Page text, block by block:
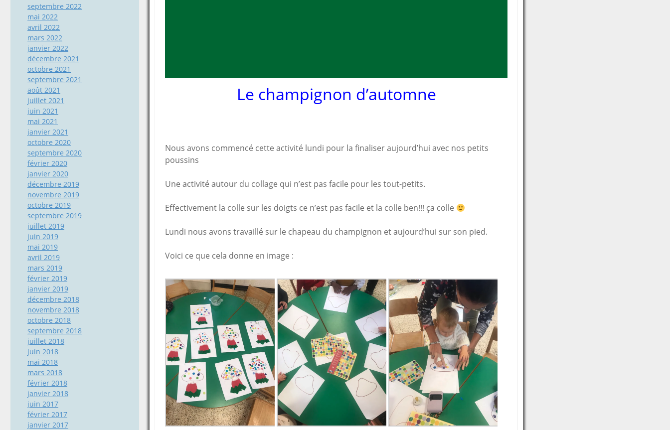
septembre 2022
mai 2022
avril 2022
mars 2022
janvier 2022
décembre 2021
octobre 2021
septembre 2021
août 2021
juillet 2021
juin 2021
mai 2021
janvier 2021
octobre 2020
septembre 2020
février 2020
janvier 2020
décembre 2019
novembre 2019
octobre 2019
septembre 2019
juillet 2019
juin 2019
mai 2019
avril 2019
mars 2019
février 2019
janvier 2019
décembre 2018
novembre 2018
octobre 2018
septembre 2018
juillet 2018
juin 2018
mai 2018
mars 2018
février 2018
janvier 2018
juin 2017
février 2017
janvier 2017
Le champignon d’automne
Nous avons commencé cette activité lundi pour la finaliser aujourd’hui avec nos petits
poussins
Une activité autour du collage qui n’est pas facile pour les tout-petits.
Effectivement la colle sur les doigts ce n’est pas facile et la colle ben!!! ça colle
Lundi nous avons travaillé sur le chapeau du champignon et aujourd’hui sur son pied.
Voici ce que cela donne en image :